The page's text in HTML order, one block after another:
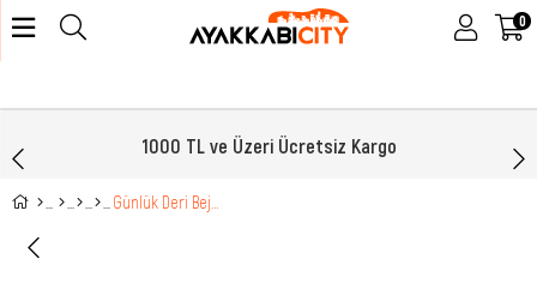
0
Üzeri Ücretsiz Kargo Havale ile